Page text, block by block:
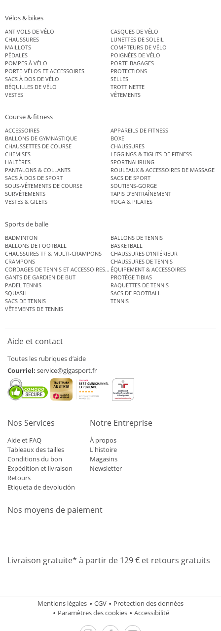
Vélos & bikes
ANTIVOLS DE VÉLO
CASQUES DE VÉLO
CHAUSSURES
LUNETTES DE SOLEIL
MAILLOTS
COMPTEURS DE VÉLO
PÉDALES
POIGNÉES DE VÉLO
POMPES À VÉLO
PORTE-BAGAGES
PORTE-VÉLOS ET ACCESSOIRES
PROTECTIONS
SACS À DOS DE VÉLO
SELLES
BÉQUILLES DE VÉLO
TROTTINETTE
VESTES
VÊTEMENTS
Course & fitness
ACCESSOIRES
APPAREILS DE FITNESS
BALLONS DE GYMNASTIQUE
BOXE
CHAUSSETTES DE COURSE
CHAUSSURES
CHEMISES
LEGGINGS & TIGHTS DE FITNESS
HALTÈRES
SPORTNAHRUNG
PANTALONS & COLLANTS
ROULEAUX & ACCESSOIRES DE MASSAGE
SACS À DOS DE SPORT
SACS DE SPORT
SOUS-VÊTEMENTS DE COURSE
SOUTIENS-GORGE
SURVÊTEMENTS
TAPIS D’ENTRAÎNEMENT
VESTES & GILETS
YOGA & PILATES
Sports de balle
BADMINTON
BALLONS DE TENNIS
BALLONS DE FOOTBALL
BASKETBALL
CHAUSSURES TF & MULTI-CRAMPONS
CHAUSSURES D’INTÉRIEUR
CRAMPONS
CHAUSSURES DE TENNIS
CORDAGES DE TENNIS ET ACCESSOIRES DE TENNISÉQUIPEMENT & ACCESSOIRES
GANTS DE GARDIEN DE BUT
PROTÈGE TIBIAS
PADEL TENNIS
RAQUETTES DE TENNIS
SQUASH
SACS DE FOOTBALL
SACS DE TENNIS
TENNIS
VÊTEMENTS DE TENNIS
Aide et contact
Toutes les rubriques d’aide
Courriel: service@gigasport.fr
Nos Services
Aide et FAQ
Tableaux des tailles
Conditions du bon
Expédition et livraison
Retours
Etiqueta de devolución
Notre Entreprise
À propos
L'histoire
Magasins
Newsletter
Nos moyens de paiement
Livraison gratuite* à partir de 129 € et retours gratuits
Mentions légales CGV
Protection des données
Paramètres des cookies
Accessibilité